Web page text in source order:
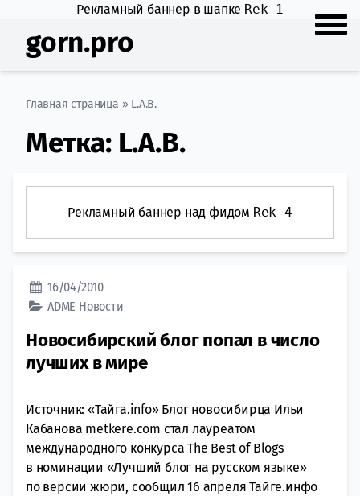
Рекламный баннер в шапке Rek-1
gorn.pro
Главная страница » L.A.B.
Метка: L.A.B.
Рекламный баннер над фидом Rek-4
16/04/2010
ADME Новости
Новосибирский блог попал в число
лучших в мире
Источник: «Тайга.info» Блог новосибирца Ильи
Кабанова metkere.com стал лауреатом
международного конкурса The Best of Blogs
в номинации «Лучший блог на русском языке»
по версии жюри, сообщил 16 апреля Тайге.инфо